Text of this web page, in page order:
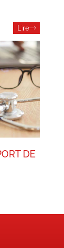
Lire
DE